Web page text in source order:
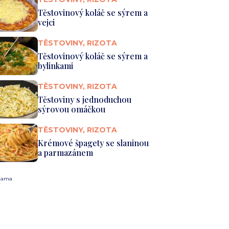
Těstovinový koláč se sýrem a
vejci
TĚSTOVINY, RIZOTA
Těstovinový koláč se sýrem a
bylinkami
TĚSTOVINY, RIZOTA
Těstoviny s jednoduchou
sýrovou omáčkou
TĚSTOVINY, RIZOTA
Krémové špagety se slaninou
a parmazánem